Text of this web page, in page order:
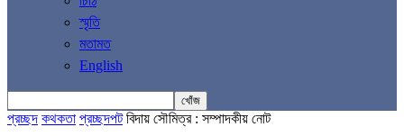
স্মৃতি
মতামত
English
প্রচ্ছদ কথকতা প্রচ্ছদপট বিদায় সৌমিত্র : সম্পাদকীয় নোট